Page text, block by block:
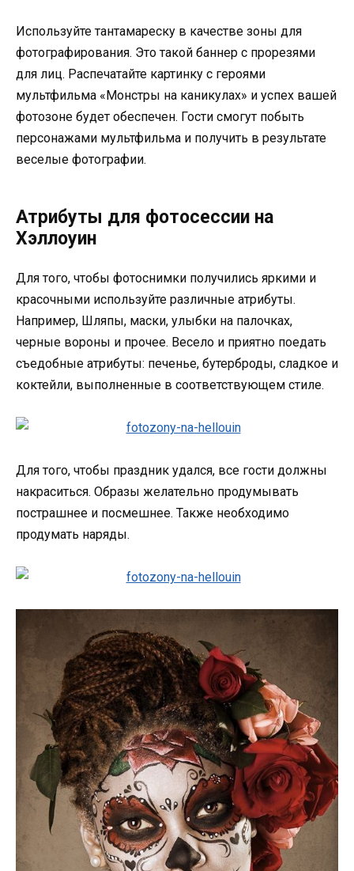
Используйте тантамареску в качестве зоны для
фотографирования. Это такой баннер с прорезями
для лиц. Распечатайте картинку с героями
мультфильма «Монстры на каникулах» и успех вашей
фотозоне будет обеспечен. Гости смогут побыть
персонажами мультфильма и получить в результате
веселые фотографии.
Атрибуты для фотосессии на
Хэллоуин
Для того, чтобы фотоснимки получились яркими и
красочными используйте различные атрибуты.
Например, Шляпы, маски, улыбки на палочках,
черные вороны и прочее. Весело и приятно поедать
съедобные атрибуты: печенье, бутерброды, сладкое и
коктейли, выполненные в соответствующем стиле.
Для того, чтобы праздник удался, все гости должны
накраситься. Образы желательно продумывать
пострашнее и посмешнее. Также необходимо
продумать наряды.